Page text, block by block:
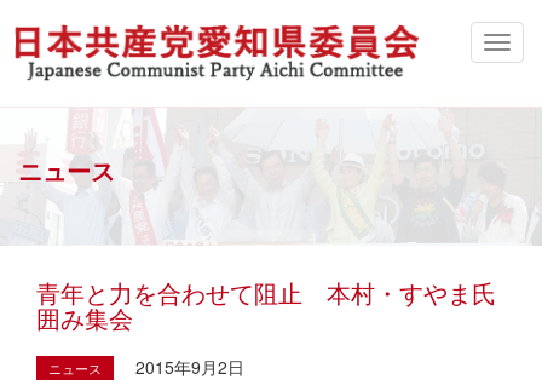
ニュース
青年と力を合わせて阻止 本村・すやま氏
囲み集会
ニュース 2015年9月2日